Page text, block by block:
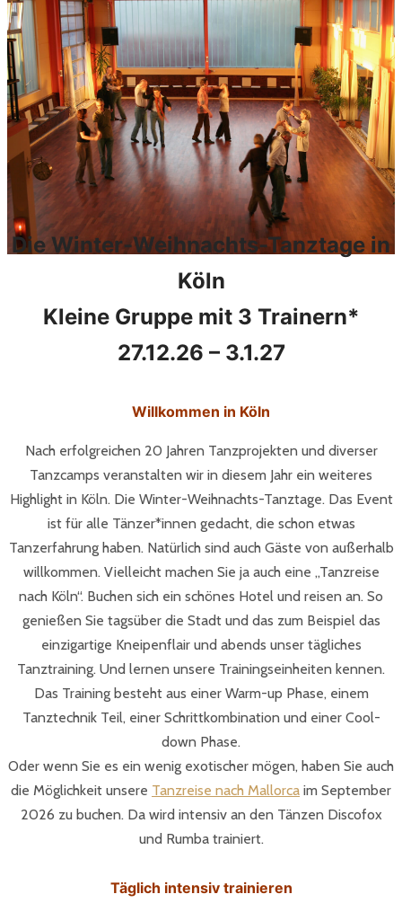
Die Winter-Weihnachts-Tanztage in
Köln
Kleine Gruppe mit 3 Trainern*
27.12.26 – 3.1.27
Willkommen in Köln
Nach erfolgreichen 20 Jahren Tanzprojekten und diverser
Tanzcamps veranstalten wir in diesem Jahr ein weiteres
Highlight in Köln. Die Winter-Weihnachts-Tanztage. Das Event
ist für alle Tänzer*innen gedacht, die schon etwas
Tanzerfahrung haben. Natürlich sind auch Gäste von außerhalb
willkommen. Vielleicht machen Sie ja auch eine „Tanzreise
nach Köln“. Buchen sich ein schönes Hotel und reisen an. So
genießen Sie tagsüber die Stadt und das zum Beispiel das
einzigartige Kneipenflair und abends unser tägliches
Tanztraining. Und lernen unsere Trainingseinheiten kennen.
Das Training besteht aus einer Warm-up Phase, einem
Tanztechnik Teil, einer Schrittkombination und einer Cool-
down Phase.
Oder wenn Sie es ein wenig exotischer mögen, haben Sie auch
die Möglichkeit unsere Tanzreise nach Mallorca im September
2026 zu buchen. Da wird intensiv an den Tänzen Discofox
und Rumba trainiert.
Täglich intensiv trainieren